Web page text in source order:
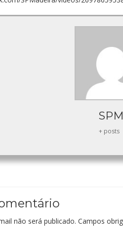
SPM
+ posts
não será publicado. Campos